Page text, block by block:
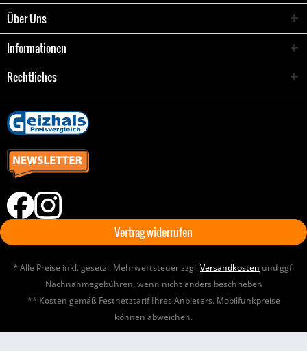
Über Uns
Informationen
Rechtliches
Vertrag widerrufen
* Alle Preise inkl. gesetzl. Mehrwertsteuer zzgl.Versandkosten und ggf.
Nachnahmegebühren, wenn nicht anders beschrieben
** Kosten gemäß Festnetztarif Ihres Anbieters. Mobilfunkpreise
können abweichen.